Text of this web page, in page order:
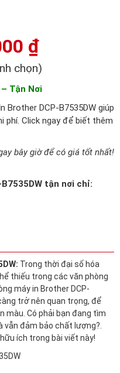
₫
chọn)
Tận Nơi
Brother DCP-B7535DW giúp
phí. Click ngay để biết thêm
bây giờ để có giá tốt nhất!
tận nơi chỉ:
Trong thời đại số hóa
thiếu trong các văn phòng
máy in Brother DCP-
trở nên quan trọng, để
màu. Có phải bạn đang tìm
vẫn đảm bảo chất lượng?.
ích trong bài viết này!